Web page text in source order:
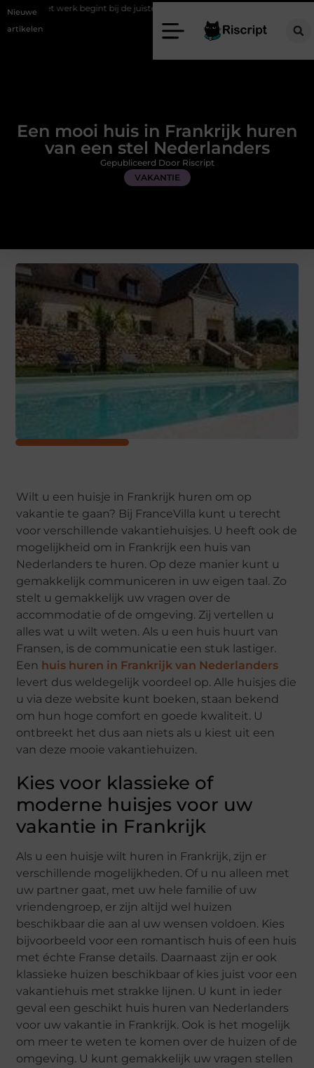
Nieuwe
artikelen
begint bij de juiste stretch werkbroek
Een mooi huis in Frankrijk huren
van een stel Nederlanders
VAKANTIE
Gepubliceerd Door Riscript
Wilt u een huisje in Frankrijk huren om op
vakantie te gaan? Bij FranceVilla kunt u terecht
voor verschillende vakantiehuisjes. U heeft ook de
mogelijkheid om in Frankrijk een huis van
Nederlanders te huren. Op deze manier kunt u
gemakkelijk communiceren in uw eigen taal. Zo
stelt u gemakkelijk uw vragen over de
accommodatie of de omgeving. Zij vertellen u
alles wat u wilt weten. Als u een huis huurt van
Fransen, is de communicatie een stuk lastiger.
Een huis huren in Frankrijk van Nederlanders
levert dus weldegelijk voordeel op. Alle huisjes die
u via deze website kunt boeken, staan bekend
om hun hoge comfort en goede kwaliteit. U
ontbreekt het dus aan niets als u kiest uit een
van deze mooie vakantiehuizen.
Kies voor klassieke of
moderne huisjes voor uw
vakantie in Frankrijk
Als u een huisje wilt huren in Frankrijk, zijn er
verschillende mogelijkheden. Of u nu alleen met
uw partner gaat, met uw hele familie of uw
vriendengroep, er zijn altijd wel huizen
beschikbaar die aan al uw wensen voldoen. Kies
bijvoorbeeld voor een romantisch huis of een huis
met échte Franse details. Daarnaast zijn er ook
klassieke huizen beschikbaar of kies juist voor een
vakantiehuis met strakke lijnen. U kunt in ieder
geval een geschikt huis huren van Nederlanders
voor uw vakantie in Frankrijk. Ook is het mogelijk
om meer te weten te komen over de huizen of de
omgeving. U kunt gemakkelijk uw vragen stellen